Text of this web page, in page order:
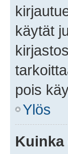
käytät
pois
Ylös